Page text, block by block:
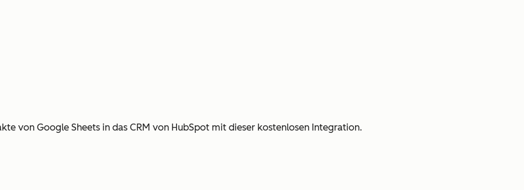
von Google Sheets in das CRM von HubSpot mit dieser kostenlosen Integration.